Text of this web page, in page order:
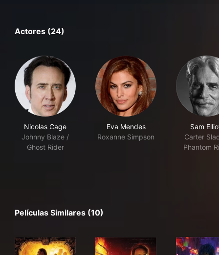
Actores (24)
Nicolas Cage
Johnny Blaze /
Ghost Rider
Eva Mendes
Roxanne Simpson
Sam
Carter
Phantom
Películas Similares (10)